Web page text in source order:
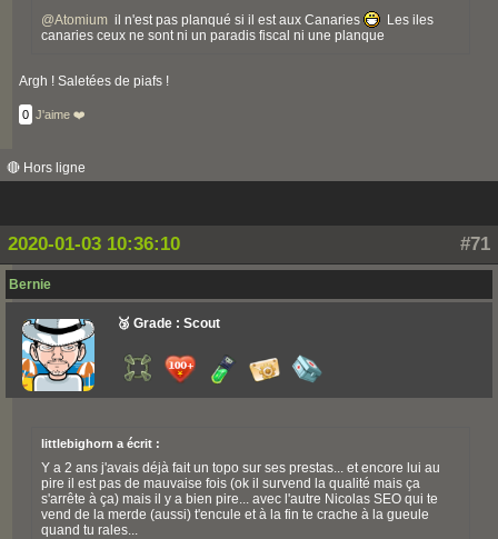
@Atomium il n'est pas planqué si il est aux Canaries
Les iles
canaries ceux ne sont ni un paradis fiscal ni une planque
Argh ! Saletées de piafs !
0 J'aime ❤️
🔴 Hors ligne
#71
2020-01-03 10:36:10
Bernie
🥉 Grade : Scout
littlebighorn a écrit :
Y a 2 ans j'avais déjà fait un topo sur ses prestas... et encore lui au
pire il est pas de mauvaise fois (ok il survend la qualité mais ça
s'arrête à ça) mais il y a bien pire... avec l'autre Nicolas SEO qui te
vend de la merde (aussi) t'encule et à la fin te crache à la gueule
quand tu rales...